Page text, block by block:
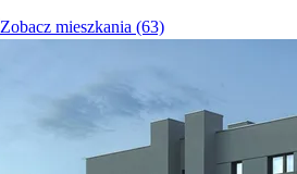
Zobacz mieszkania (63)